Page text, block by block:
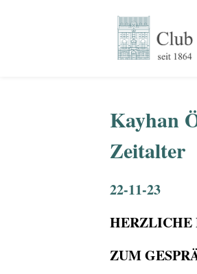
Kayhan
Zeitalter
22-11-23
HERZLICHE
ZUM